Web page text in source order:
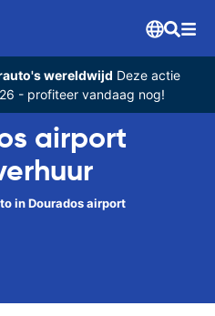
wereldwijd Deze actie
- profiteer vandaag nog!
airport
in Dourados airport